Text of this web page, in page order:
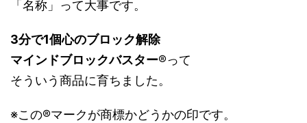
「名称」って大事です。
3分で1個心のブロック解除
マインドブロックバスター®って
そういう商品に育ちました。
※この®マークが商標かどうかの印です。